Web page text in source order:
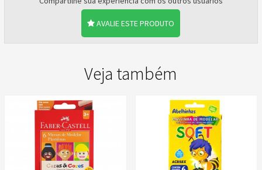
AVALIE ESTE PRODUTO
Veja também